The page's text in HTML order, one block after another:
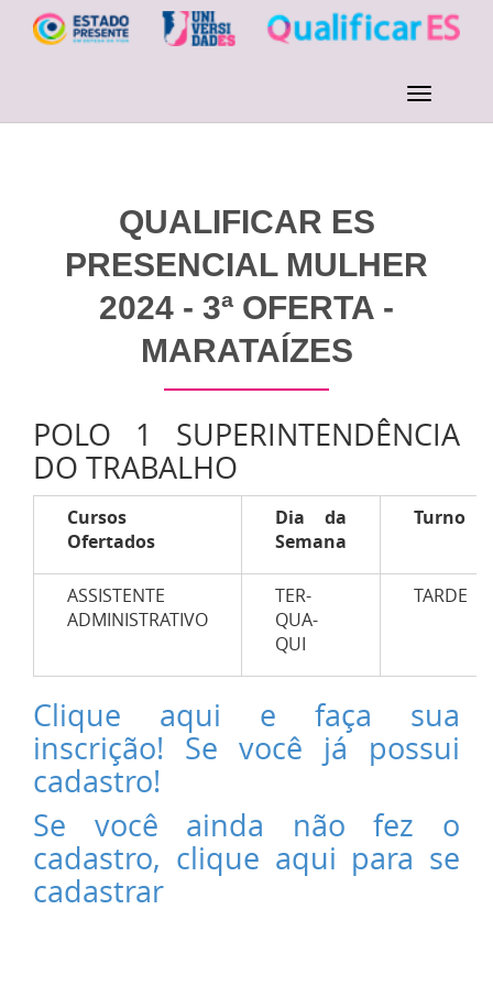
QUALIFICAR ES
PRESENCIAL MULHER
2024 - 3ª OFERTA -
MARATAÍZES
POLO 1 SUPERINTENDÊNCIA
DO TRABALHO
Cursos
Ofertados
Dia da
Semana
Turno
ASSISTENTE
ADMINISTRATIVO
TER-
QUA-
QUI
TARDE
Clique aqui e faça sua
inscrição! Se você já possui
cadastro!
Se você ainda não fez o
cadastro, clique aqui para se
cadastrar